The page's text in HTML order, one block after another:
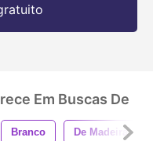
Em Buscas De
Branco De Madeira